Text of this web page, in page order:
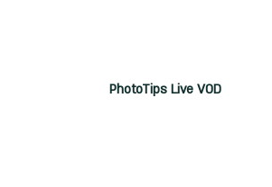
PhotoTips Live VOD